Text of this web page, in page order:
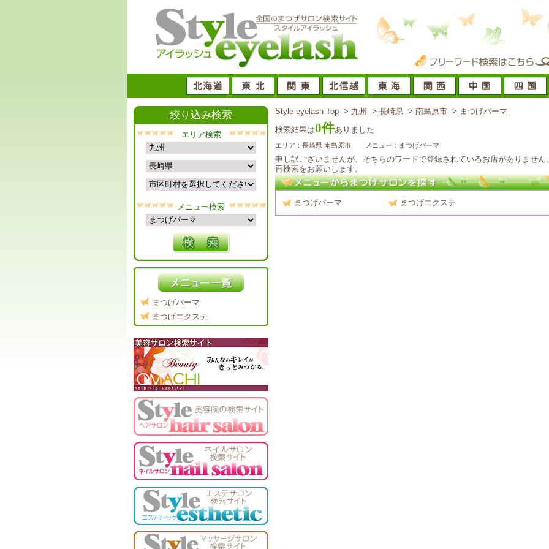
Style eyelash Top > 九州 > 長崎県 > 南島原市 > まつげパーマ
検索結果は0件ありました
エリア：長崎県 南島原市 メニュー：まつげパーマ
申し訳ございませんが、そちらのワードで登録されているお店がありません
再検索をお願いします。
まつげパーマ まつげエクステ
絞り込み検索
エリア検索
メニュー検索
まつげパーマ
まつげエクステ